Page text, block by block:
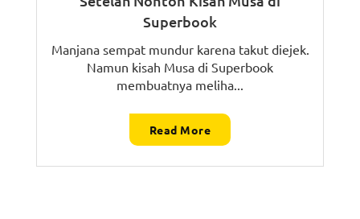
Superbook
Manjana sempat mundur karena takut diejek.
Namun kisah Musa di Superbook
membuatnya meliha...
Read More